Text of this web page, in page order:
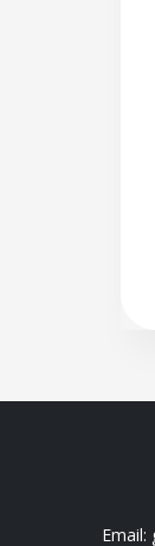
Email: